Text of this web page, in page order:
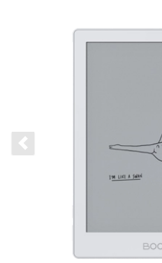
Previous slide